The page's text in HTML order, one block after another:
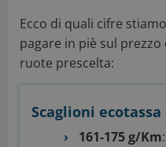
Ecco di quali cifre
pagare in piè sul
ruote prescelta:
Scaglioni ecotassa
161-175 g/Km